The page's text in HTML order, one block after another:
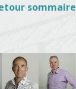
sommaire